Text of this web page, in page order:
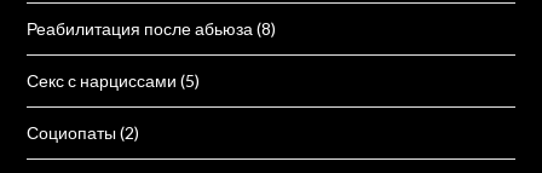
Реабилитация после абьюза (8)
Секс с нарциссами (5)
Социопаты(2)